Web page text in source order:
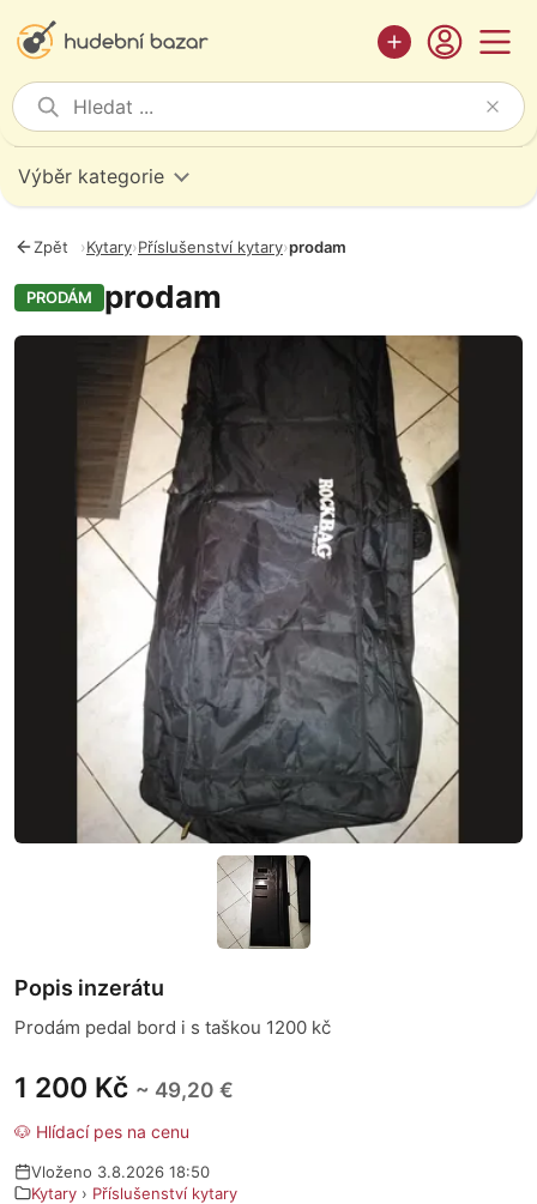
Výběr kategorie
Zpět ›Kytary›Příslušenství kytary›prodam
PRODÁM prodam
Fotografie
1 200 Kč ~ 49,20 €
🐶 Hlídací pes na cenu
Vloženo 3.8.2026 18:50
Kytary › Příslušenství kytary
Popis inzerátu
Prodám pedal bord i s taškou 1200 kč